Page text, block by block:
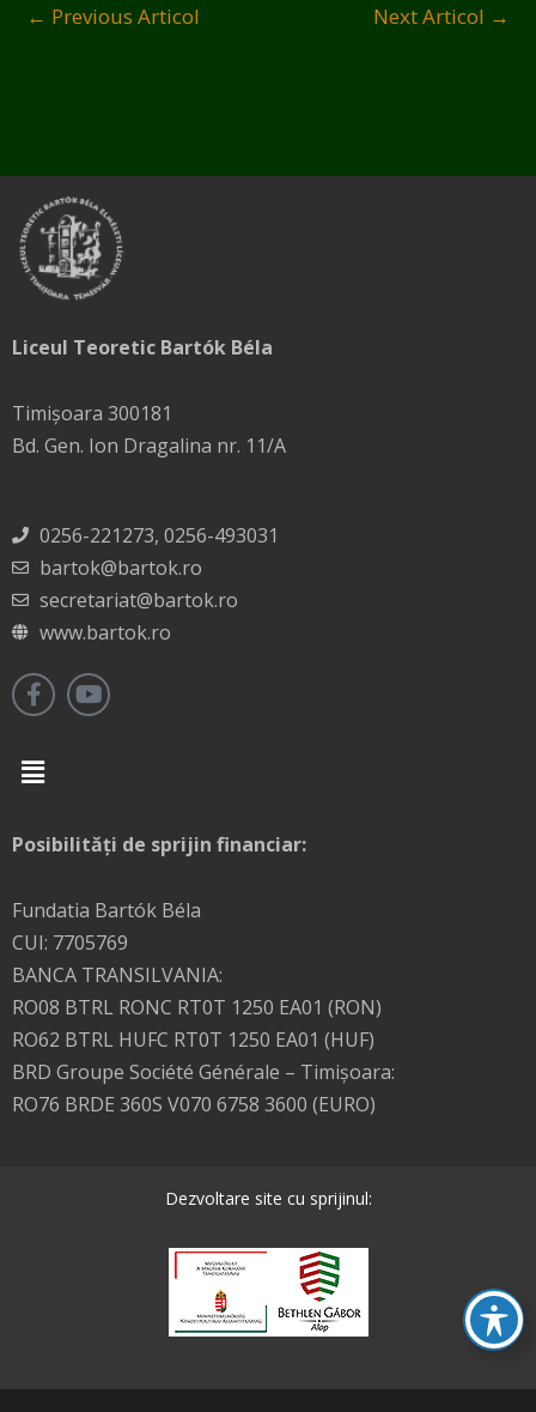
← Previous Articol Next Articol →
Liceul Teoretic Bartók Béla
Timișoara 300181
Bd. Gen. Ion Dragalina nr. 11/A
0256-221273, 0256-493031
bartok@bartok.ro
secretariat@bartok.ro
www.bartok.ro
Menu
Posibilități de sprijin financiar:
Fundatia Bartók Béla
CUI: 7705769
BANCA TRANSILVANIA:
RO08 BTRL RONC RT0T 1250 EA01 (RON)
RO62 BTRL HUFC RT0T 1250 EA01 (HUF)
BRD Groupe Société Générale – Timişoara:
RO76 BRDE 360S V070 6758 3600 (EURO)
Dezvoltare site cu sprijinul: